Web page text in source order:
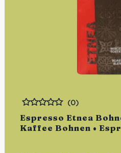
Espresso Etnea
Kaffee Bohnen •
Bewertet
(0)